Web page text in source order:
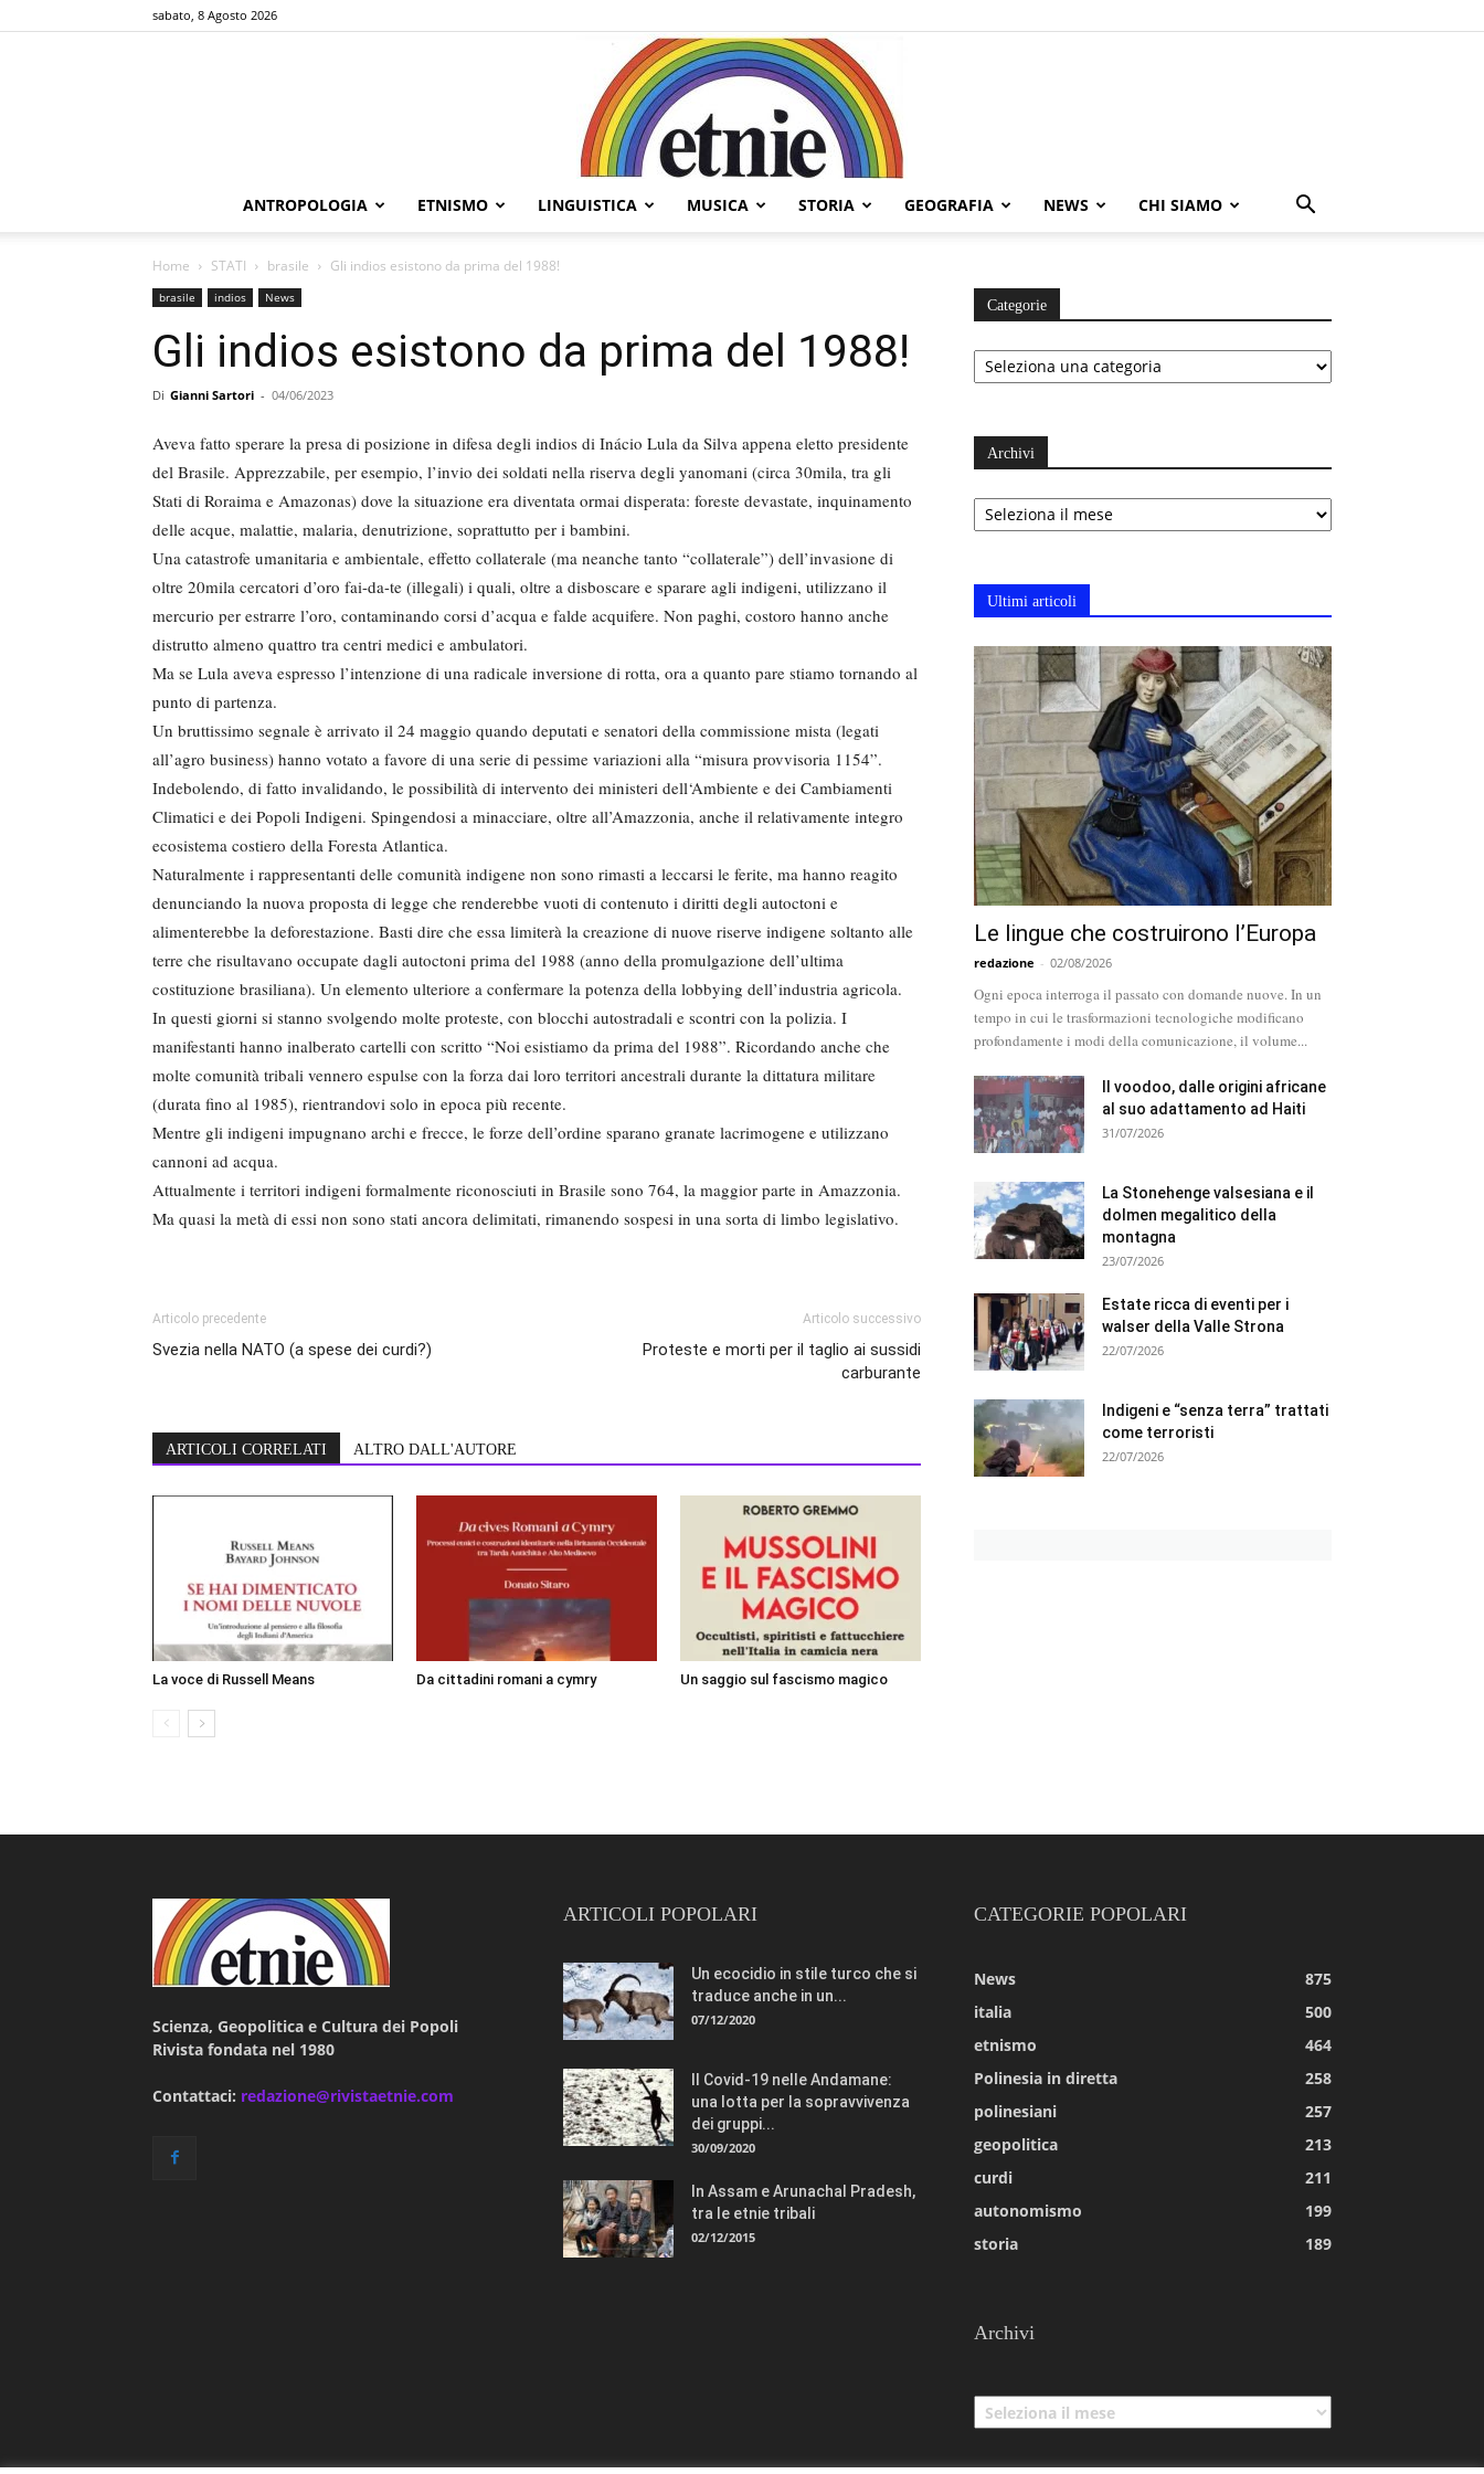
sabato, 8 Agosto 2026
ANTROPOLOGIA ETNISMO LINGUISTICA MUSICA STORIA GEOGRAFIA NEWS CHI SIAMO
Home STATI brasile Gli indios esistono da prima del 1988!
brasile indios News
Gli indios esistono da prima del 1988!
Di Gianni Sartori - 04/06/2023
Aveva fatto sperare la presa di posizione in difesa degli indios di Inácio Lula da Silva appena eletto presidente
del Brasile. Apprezzabile, per esempio, l’invio dei soldati nella riserva degli yanomani (circa 30mila, tra gli
Stati di Roraima e Amazonas) dove la situazione era diventata ormai disperata: foreste devastate, inquinamento
delle acque, malattie, malaria, denutrizione, soprattutto per i bambini.
Una catastrofe umanitaria e ambientale, effetto collaterale (ma neanche tanto “collaterale”) dell’invasione di
oltre 20mila cercatori d’oro fai-da-te (illegali) i quali, oltre a disboscare e sparare agli indigeni, utilizzano il
mercurio per estrarre l’oro, contaminando corsi d’acqua e falde acquifere. Non paghi, costoro hanno anche
distrutto almeno quattro tra centri medici e ambulatori.
Ma se Lula aveva espresso l’intenzione di una radicale inversione di rotta, ora a quanto pare stiamo tornando al
punto di partenza.
Un bruttissimo segnale è arrivato il 24 maggio quando deputati e senatori della commissione mista (legati
all’agro business) hanno votato a favore di una serie di pessime variazioni alla “misura provvisoria 1154”.
Indebolendo, di fatto invalidando, le possibilità di intervento dei ministeri dell‘Ambiente e dei Cambiamenti
Climatici e dei Popoli Indigeni. Spingendosi a minacciare, oltre all’Amazzonia, anche il relativamente integro
ecosistema costiero della Foresta Atlantica.
Naturalmente i rappresentanti delle comunità indigene non sono rimasti a leccarsi le ferite, ma hanno reagito
denunciando la nuova proposta di legge che renderebbe vuoti di contenuto i diritti degli autoctoni e
alimenterebbe la deforestazione. Basti dire che essa limiterà la creazione di nuove riserve indigene soltanto alle
terre che risultavano occupate dagli autoctoni prima del 1988 (anno della promulgazione dell’ultima
costituzione brasiliana). Un elemento ulteriore a confermare la potenza della lobbying dell’industria agricola.
In questi giorni si stanno svolgendo molte proteste, con blocchi autostradali e scontri con la polizia. I
manifestanti hanno inalberato cartelli con scritto “Noi esistiamo da prima del 1988”. Ricordando anche che
molte comunità tribali vennero espulse con la forza dai loro territori ancestrali durante la dittatura militare
(durata fino al 1985), rientrandovi solo in epoca più recente.
Mentre gli indigeni impugnano archi e frecce, le forze dell’ordine sparano granate lacrimogene e utilizzano
cannoni ad acqua.
Attualmente i territori indigeni formalmente riconosciuti in Brasile sono 764, la maggior parte in Amazzonia.
Ma quasi la metà di essi non sono stati ancora delimitati, rimanendo sospesi in una sorta di limbo legislativo.
Articolo precedente
Svezia nella NATO (a spese dei curdi?)
Articolo successivo
Proteste e morti per il taglio ai sussidi
carburante
ARTICOLI CORRELATI ALTRO DALL'AUTORE
La voce di Russell Means Da cittadini romani a cymry Un saggio sul fascismo magico
Categorie
Categorie
Archivi
Archivi
Ultimi articoli
Le lingue che costruirono l’Europa
redazione - 02/08/2026
Ogni epoca interroga il passato con domande nuove. In un
tempo in cui le trasformazioni tecnologiche modificano
profondamente i modi della comunicazione, il volume...
Il voodoo, dalle origini africane
al suo adattamento ad Haiti
31/07/2026
La Stonehenge valsesiana e il
dolmen megalitico della
montagna
23/07/2026
Estate ricca di eventi per i
walser della Valle Strona
22/07/2026
Indigeni e “senza terra” trattati
come terroristi
22/07/2026
Scienza, Geopolitica e Cultura dei Popoli
Rivista fondata nel 1980
Contattaci: redazione@rivistaetnie.com
ARTICOLI POPOLARI
Un ecocidio in stile turco che si
traduce anche in un...
07/12/2020
Il Covid-19 nelle Andamane:
una lotta per la sopravvivenza
dei gruppi...
30/09/2020
In Assam e Arunachal Pradesh,
tra le etnie tribali
02/12/2015
CATEGORIE POPOLARI
News
875
italia
500
etnismo
464
Polinesia in diretta
258
polinesiani
257
geopolitica
213
curdi
211
autonomismo
199
storia
189
Archivi
Archivi